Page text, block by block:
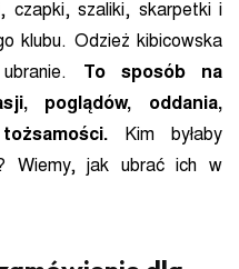
czapki, szaliki, skarpetki i
klubu. Odzież kibicowska
To sposób na
poglądów, oddania,
Kim byłaby
Wiemy, jak ubrać ich w